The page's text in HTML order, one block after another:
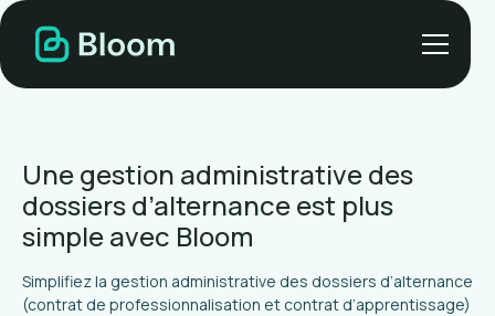
Une gestion administrative des
dossiers d’alternance est plus
simple avec Bloom
Simplifiez la gestion administrative des dossiers d’alternance
(contrat de professionnalisation et contrat d’apprentissage)